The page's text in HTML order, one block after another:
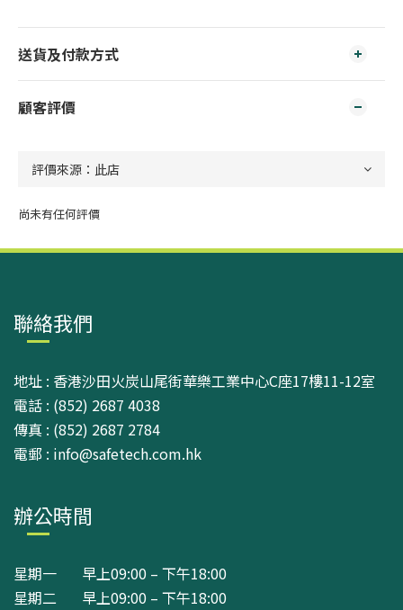
送貨及付款方式
顧客評價
尚未有任何評價
聯絡我們
地址 : 香港沙田火炭山尾街華樂工業中心C座17樓11-12室
電話 : (852) 2687 4038
傳真 : (852) 2687 2784
電郵 : info@safetech.com.hk
辦公時間
星期一 早上09:00 – 下午18:00
星期二 早上09:00 – 下午18:00